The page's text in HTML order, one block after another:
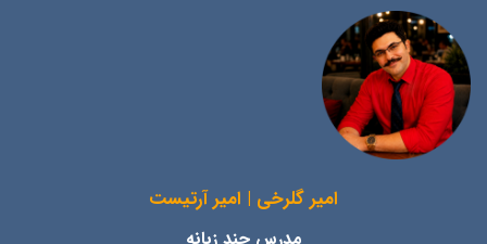
امیر گلرخی | امیر آرتیست